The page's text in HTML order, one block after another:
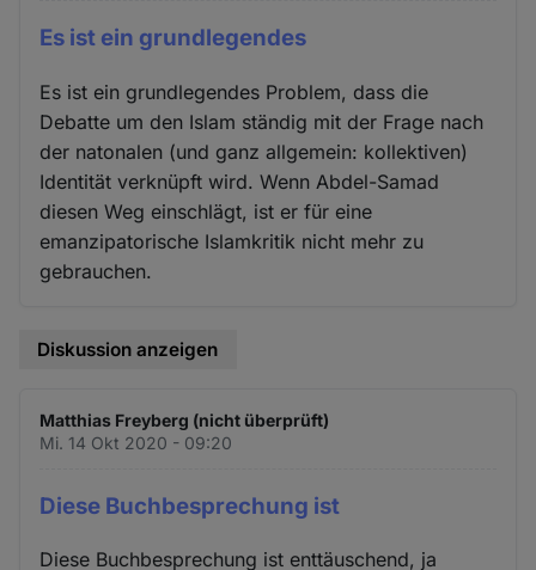
Es ist ein grundlegendes
Es ist ein grundlegendes Problem, dass die
Debatte um den Islam ständig mit der Frage nach
der natonalen (und ganz allgemein: kollektiven)
Identität verknüpft wird. Wenn Abdel-Samad
diesen Weg einschlägt, ist er für eine
emanzipatorische Islamkritik nicht mehr zu
gebrauchen.
Diskussion anzeigen
Matthias Freyberg (nicht überprüft)
Mi. 14 Okt 2020 - 09:20
Diese Buchbesprechung ist
Diese Buchbesprechung ist enttäuschend, ja